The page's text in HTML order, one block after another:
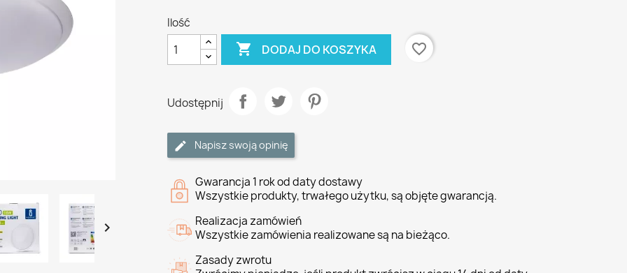

Ilość
 DODAJ DO KOSZYKA favorite_border
Udostępnij
Napisz swoją opinię
Gwarancja 1 rok od daty dostawy
Wszystkie produkty, trwałego użytku, są objęte gwarancją.
Realizacja zamówień
Wszystkie zamówienia realizowane są na bieżąco.
Zasady zwrotu